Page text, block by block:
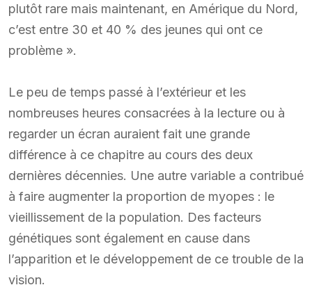
plutôt rare mais maintenant, en Amérique du Nord,
c’est entre 30 et 40 % des jeunes qui ont ce
problème ».
Le peu de temps passé à l’extérieur et les
nombreuses heures consacrées à la lecture ou à
regarder un écran auraient fait une grande
différence à ce chapitre au cours des deux
dernières décennies. Une autre variable a contribué
à faire augmenter la proportion de myopes : le
vieillissement de la population. Des facteurs
génétiques sont également en cause dans
l’apparition et le développement de ce trouble de la
vision.